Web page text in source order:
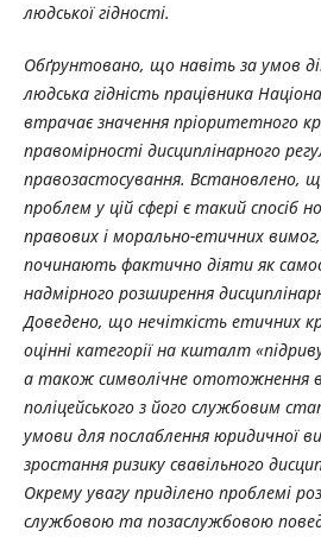
людської гідності.
Обґрунтовано, що навіть за умов
людська гідність працівника
втрачає значення пріоритетного
правомірності дисциплінарного
правозастосування. Встановлено,
проблем у цій сфері є такий спосіб
правових і морально-етичних
починають фактично діяти як
надмірного розширення
Доведено, що нечіткість етичних
оцінні категорії на кшталт
а також символічне ототожнення
поліцейського з його службовим
умови для послаблення юридичної
зростання ризику свавільного
Окрему увагу приділено проблемі
службовою та позаслужбовою